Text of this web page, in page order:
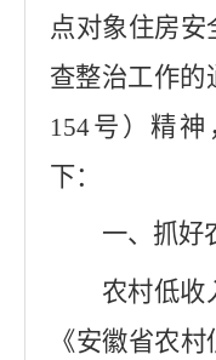
点对象住房
查整治工作的
154号）精神
下：
一、抓好
农村低收
《安徽省农